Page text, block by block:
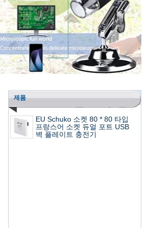
제품
EU Schuko 소켓 80 * 80 타입
프랑스어 소켓 듀얼 포트 USB
벽 플레이트 충전기